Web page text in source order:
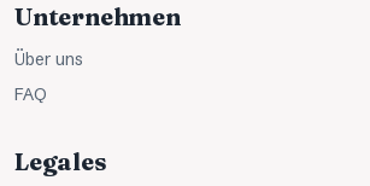
Unternehmen
Über uns
FAQ
Legales